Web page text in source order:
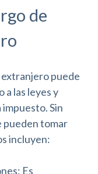
de
extranjero puede
a las leyes y
Sin
pueden tomar
incluyen:
Es